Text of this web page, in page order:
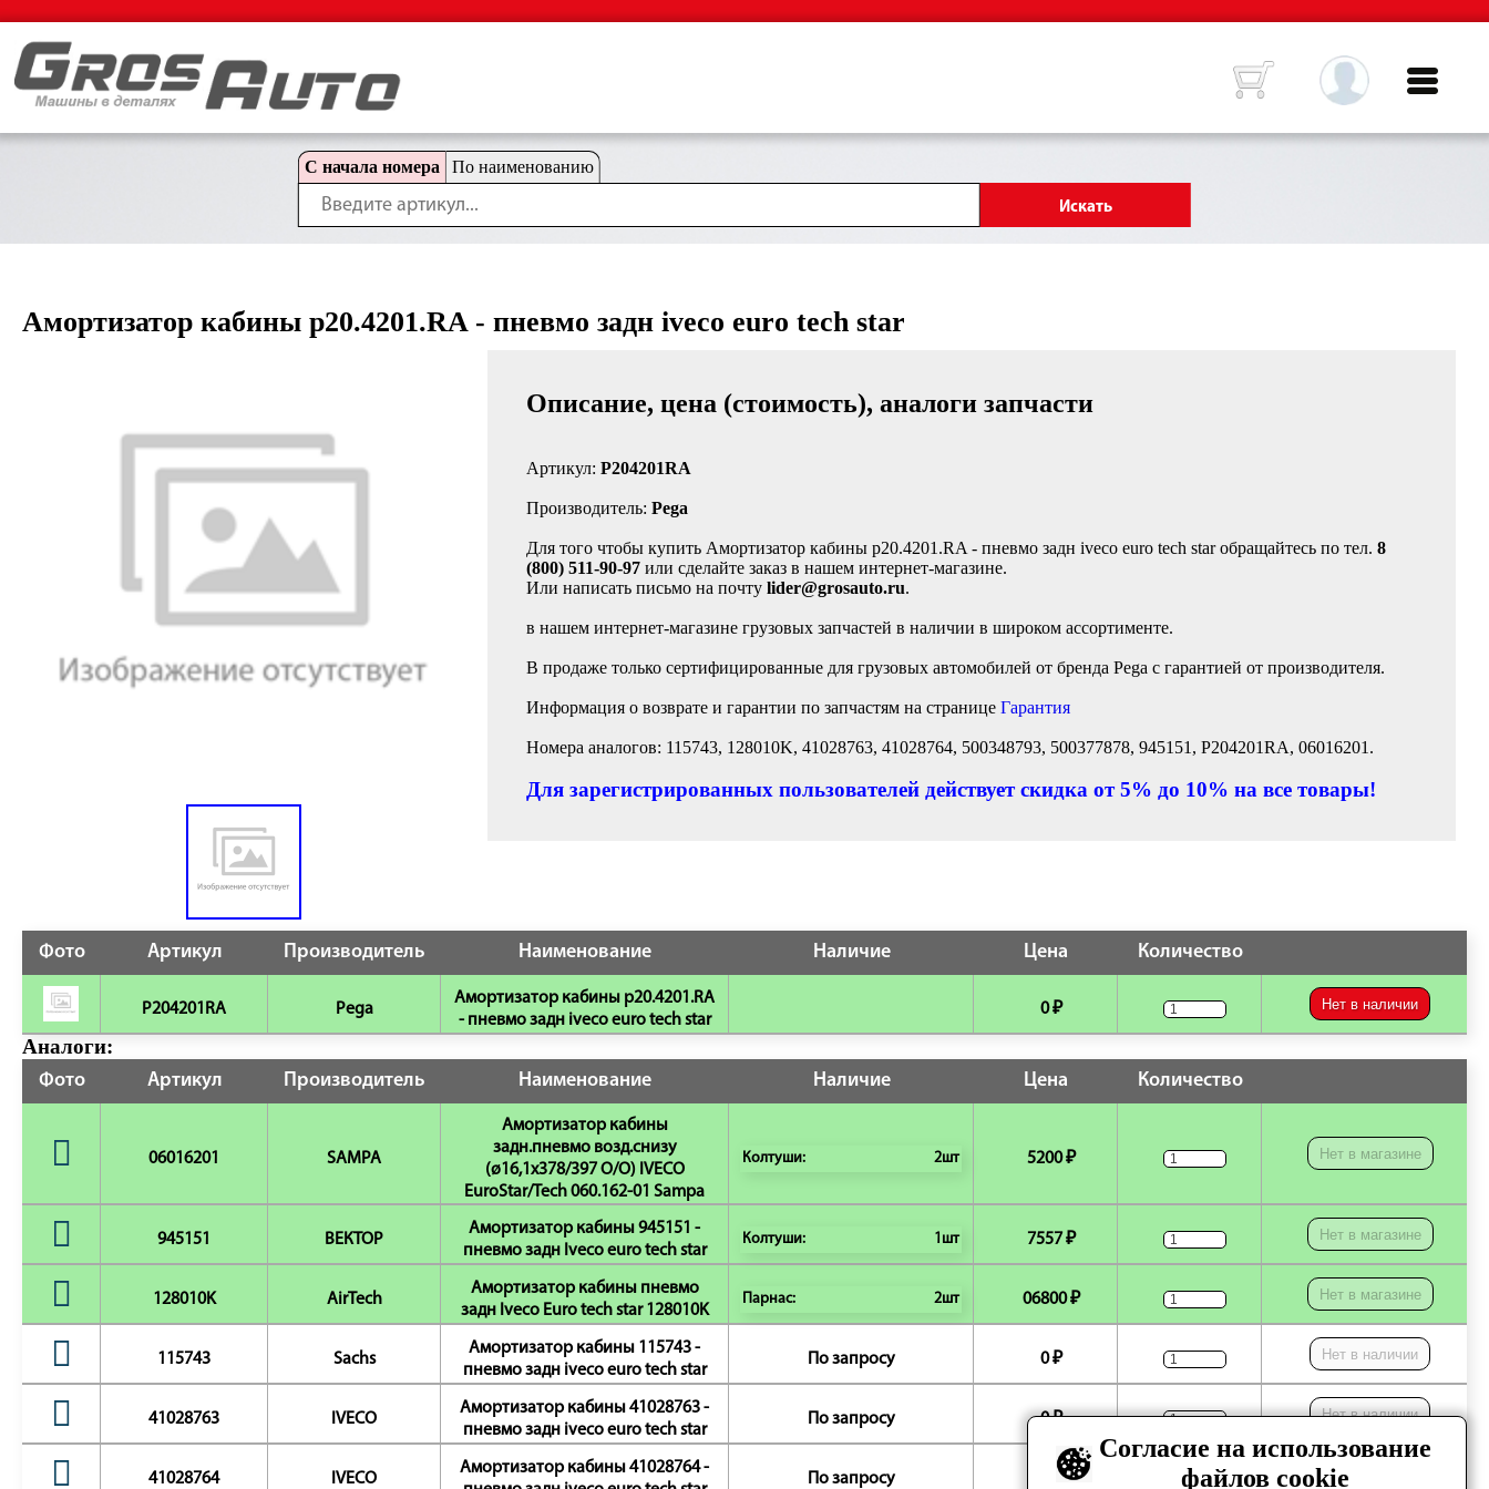
С начала номера По наименованию
Амортизатор кабины p20.4201.RA - пневмо задн iveco euro tech star
Описание, цена (стоимость), аналоги запчасти
Артикул: P204201RA
Производитель: Pega
Для того чтобы купить Амортизатор кабины p20.4201.RA - пневмо задн iveco euro tech star обращайтесь по тел. 8
(800) 511-90-97 или сделайте заказ в нашем интернет-магазине.
Или написать письмо на почту lider@grosauto.ru.
в нашем интернет-магазине грузовых запчастей в наличии в широком ассортименте.
В продаже только сертифицированные для грузовых автомобилей от бренда Pega с гарантией от производителя.
Информация о возврате и гарантии по запчастям на странице Гарантия
Номера аналогов: 115743, 128010K, 41028763, 41028764, 500348793, 500377878, 945151, P204201RA, 06016201.
Для зарегистрированных пользователей действует скидка от 5% до 10% на все товары!
Фото Артикул Производитель Наименование Наличие Цена Количество
P204201RA Pega
Амортизатор кабины p20.4201.RA
- пневмо задн iveco euro tech star
0 ₽ Нет в наличии
Аналоги:
Фото Артикул Производитель Наименование Наличие Цена Количество
06016201 SAMPA
Амортизатор кабины
задн.пневмо возд.снизу
(ø16,1x378/397 O/O) IVECO
EuroStar/Tech 060.162-01 Sampa
Колтуши: 2шт 5200 ₽ Нет в магазине
945151 ВЕКТОР
Амортизатор кабины 945151 -
пневмо задн Iveco euro tech star
Колтуши: 1шт 7557 ₽ Нет в магазине
128010K AirTech
Амортизатор кабины пневмо
задн Iveco Euro tech star 128010K
Парнас: 2шт 06800 ₽ Нет в магазине
115743 Sachs
Амортизатор кабины 115743 -
пневмо задн iveco euro tech star
По запросу 0 ₽ Нет в наличии
41028763 IVECO
Амортизатор кабины 41028763 -
пневмо задн iveco euro tech star
По запросу 0 ₽ Нет в наличии
41028764 IVECO
Амортизатор кабины 41028764 -
По запросу 0 ₽ Нет в наличии
Согласие на использование
файлов cookie